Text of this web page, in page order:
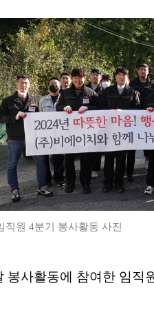
직원 4분기 봉사활동 사진
봉사활동에 참여한 임직